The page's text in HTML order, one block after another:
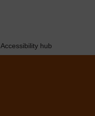
Accessibility hub